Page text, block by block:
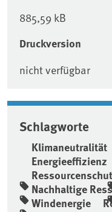
885,59 kB
Druckversion
nicht verfügbar
Schlagworte
Klimaneutralität
Energieeffizienz
Nachhaltige
Windenergie